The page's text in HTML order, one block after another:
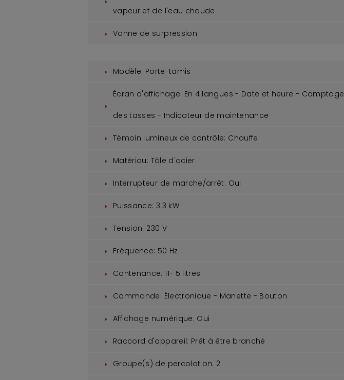
vapeur et de l'eau chaude
Vanne de surpression
Modèle: Porte-tamis
Écran d'affichage: En 4 langues - Date et heure - Comptage
des tasses - Indicateur de maintenance
Témoin lumineux de contrôle: Chauffe
Matériau: Tôle d'acier
Interrupteur de marche/arrêt: Oui
Puissance: 3.3 kW
Tension: 230 V
Fréquence: 50 Hz
Contenance: 11- 5 litres
Commande: Électronique - Manette - Bouton
Affichage numérique: Oui
Raccord d'appareil: Prêt à être branché
Groupe(s) de percolation: 2